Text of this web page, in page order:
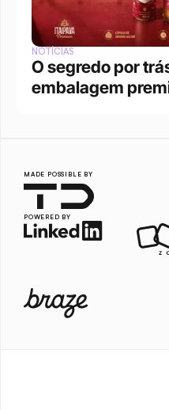
NOTÍCIAS
O segredo por
embalagem
MADE POSSIBLE BY
POWERED BY